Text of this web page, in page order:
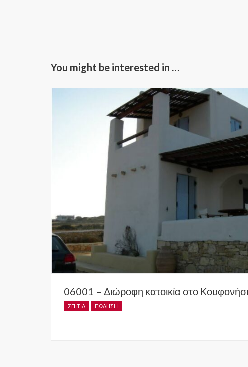
You might be interested in …
06001 – Διώροφη κατοικία στο Κουφονήσι
ΣΠΊΤΙΑ ΠΏΛΗΣΗ